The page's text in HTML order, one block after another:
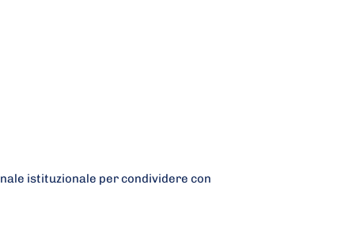
istituzionale per condividere con